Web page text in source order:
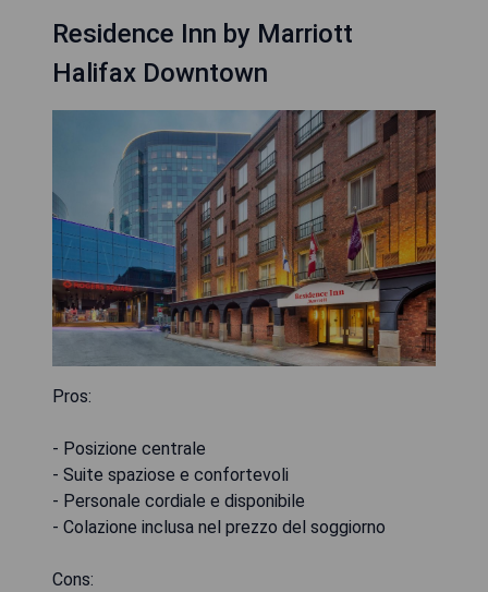
Residence Inn by Marriott
Halifax Downtown
Pros:
- Posizione centrale
- Suite spaziose e confortevoli
- Personale cordiale e disponibile
- Colazione inclusa nel prezzo del soggiorno
Cons: